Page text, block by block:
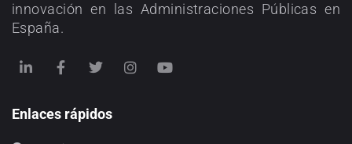
innovación en las Administraciones Públicas en
España.
Enlaces rápidos